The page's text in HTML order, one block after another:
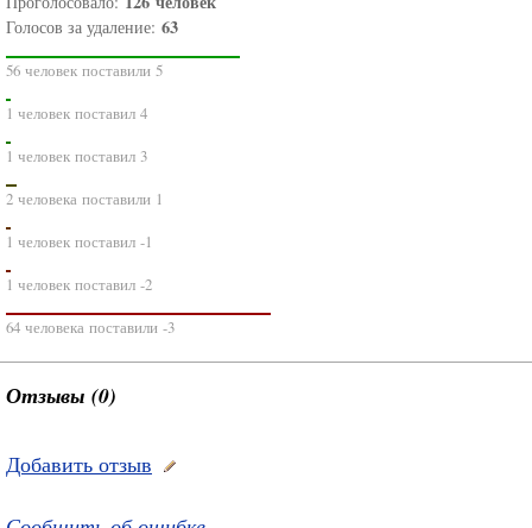
Голосов за удаление: 63
56 человек поставили 5
1 человек поставил 4
1 человек поставил 3
2 человека поставили 1
1 человек поставил -1
1 человек поставил -2
64 человека поставили -3
Отзывы (0)
Добавить отзыв